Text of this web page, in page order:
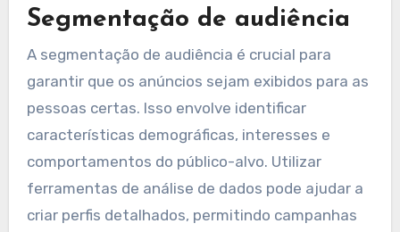
que atraem a atenção e incentivam a interação.
conteúdo interativo e realizar testes A/B são
práticas eficazes para maximizar a eficácia dos
anúncios.
Segmentação de audiência
A segmentação de audiência é crucial para